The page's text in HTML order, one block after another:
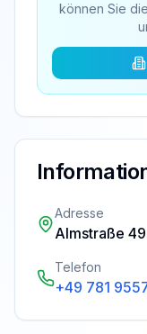
können Sie
Adresse
Almstraße
Telefon
+49 781